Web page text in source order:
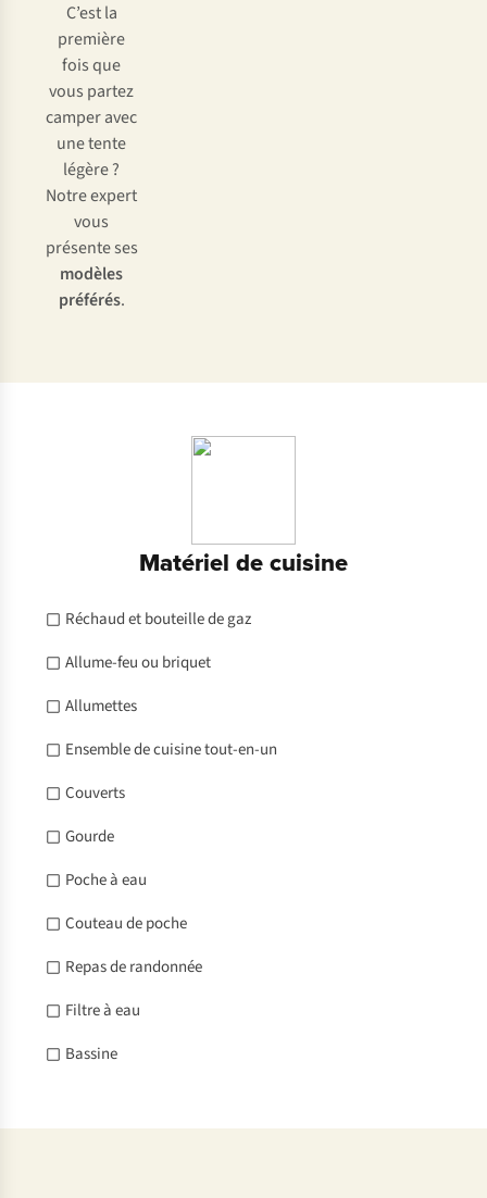
C’est la
première
fois que
vous partez
camper avec
une tente
légère ?
Notre expert
vous
présente ses
modèles
préférés.
Matériel de cuisine
Réchaud et bouteille de gaz
Allume-feu ou briquet
Allumettes
Ensemble de cuisine tout-en-un
Couverts
Gourde
Poche à eau
Couteau de poche
Repas de randonnée
Filtre à eau
Bassine